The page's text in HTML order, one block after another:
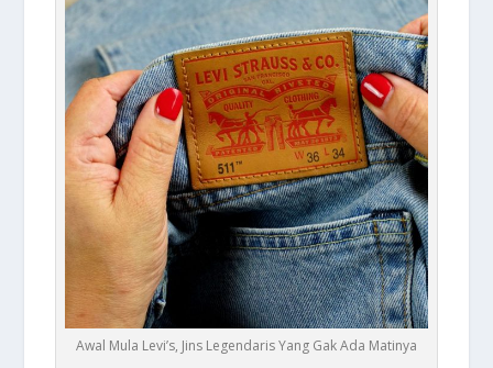
Awal Mula Levi’s, Jins Legendaris Yang Gak Ada Matinya